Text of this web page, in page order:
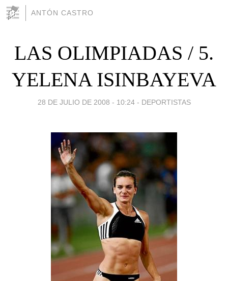
ANTÓN CASTRO
LAS OLIMPIADAS / 5.
YELENA ISINBAYEVA
28 DE JULIO DE 2008 - 10:24 - DEPORTISTAS